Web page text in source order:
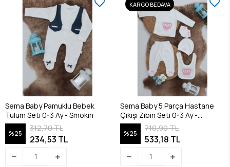
Sema Baby Pamuklu Bebek
Tulum Seti 0-3 Ay - Smokin
%25
312,70 TL
234,53 TL
KARGO BEDAVA
Sema Baby 5 Parça Hastane
Çıkışı Zıbın Seti 0-3 Ay -
Princess
%25
710,90 TL
533,18 TL